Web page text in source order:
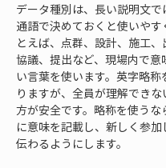
データ種別は、長い説明文
通語で決めておくと使いやす
とえば、点群、設計、施工、
協議、提出など、現場内で意
い言葉を使います。英字略称
りますが、全員が理解でき
方が安全です。略称を使うな
に意味を記載し、新しく参加
伝わるようにします。